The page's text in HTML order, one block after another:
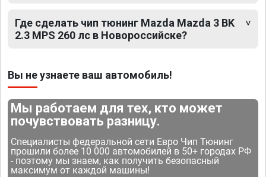
Где сделать чип тюнинг Mazda Mazda 3 BK
2.3 MPS 260 лс в Новороссийске?
Вы не узнаете ваш автомобиль!
Мы работаем для тех, кто может
почувствовать разницу.
Специалисты федеральной сети Евро Чип Тюнинг
прошили более 10 000 автомобилей в 50+ городах РФ
- поэтому мы знаем, как получить безопасный
максимум от каждой машины!